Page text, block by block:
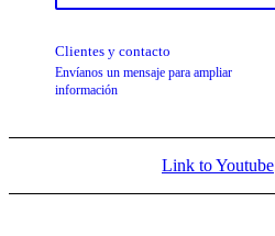
Clientes y contacto
Envíanos un mensaje para ampliar
información
Link to Youtube